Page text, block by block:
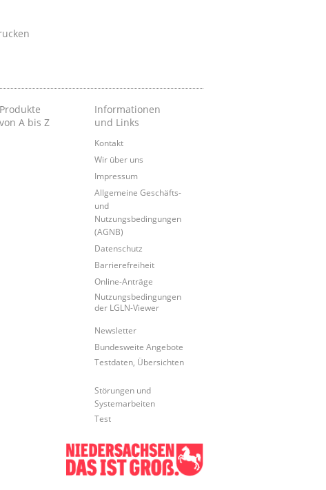
Produkte
von A bis Z
Informationen
und Links
Kontakt
Wir über uns
Impressum
Allgemeine Geschäfts-
und
Nutzungsbedingungen
(AGNB)
Datenschutz
Barrierefreiheit
Online-Anträge
Nutzungsbedingungen
der LGLN-Viewer
Newsletter
Bundesweite Angebote
Testdaten, Übersichten
Störungen und
Systemarbeiten
Test